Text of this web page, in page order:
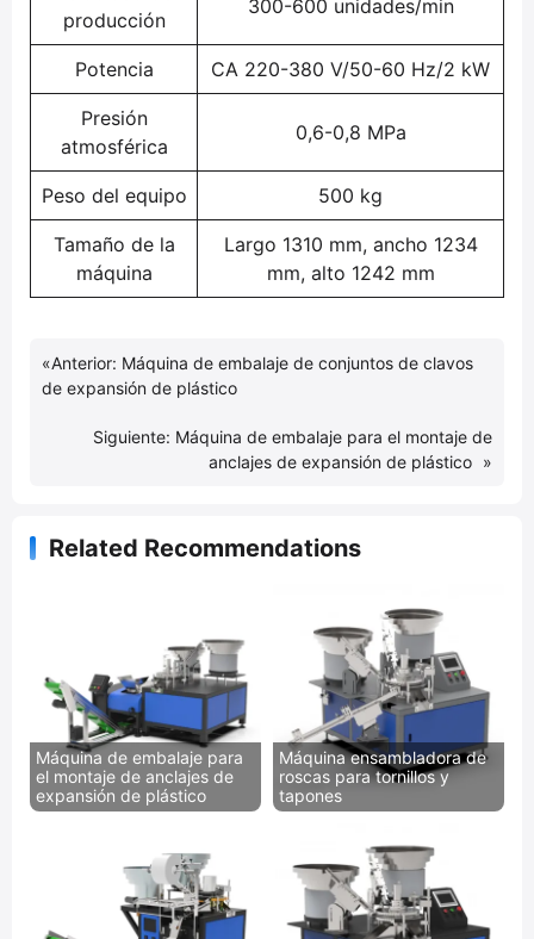
producción
300-600 unidades/min
Potencia CA 220-380 V/50-60 Hz/2 kW
Presión
atmosférica
0,6-0,8 MPa
Peso del equipo 500 kg
Tamaño de la
máquina
Largo 1310 mm, ancho 1234
mm, alto 1242 mm
«Anterior: Máquina de embalaje de conjuntos de clavos
de expansión de plástico
Siguiente: Máquina de embalaje para el montaje de
anclajes de expansión de plástico »
Related Recommendations
Máquina de embalaje para
el montaje de anclajes de
expansión de plástico
Máquina ensambladora de
roscas para tornillos y
tapones